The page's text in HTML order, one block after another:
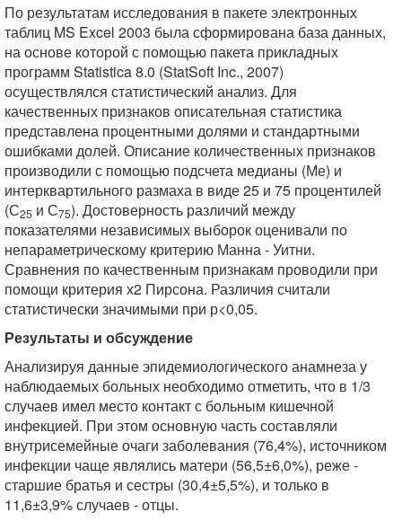
По результатам исследования в пакете электронных
таблиц MS Excel 2003 была сформирована база данных,
на основе которой с помощью пакета прикладных
программ Statistica 8.0 (StatSoft Inc., 2007)
осуществлялся статистический анализ. Для
качественных признаков описательная статистика
представлена процентными долями и стандартными
ошибками долей. Описание количественных признаков
производили с помощью подсчета медианы (Ме) и
интерквартильного размаха в виде 25 и 75 процентилей
(С25 и С75). Достоверность различий между
показателями независимых выборок оценивали по
непараметрическому критерию Манна - Уитни.
Сравнения по качественным признакам проводили при
помощи критерия х2 Пирсона. Различия считали
статистически значимыми при р<0,05.
Результаты и обсуждение
Анализируя данные эпидемиологического анамнеза у
наблюдаемых больных необходимо отметить, что в 1/3
случаев имел место контакт с больным кишечной
инфекцией. При этом основную часть составляли
внутрисемейные очаги заболевания (76,4%), источником
инфекции чаще являлись матери (56,5±6,0%), реже -
старшие братья и сестры (30,4±5,5%), и только в
11,6±3,9% случаев - отцы.